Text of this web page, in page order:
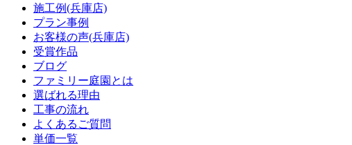
施工例(兵庫店)
プラン事例
お客様の声(兵庫店)
受賞作品
ブログ
ファミリー庭園とは
選ばれる理由
工事の流れ
よくあるご質問
単価一覧